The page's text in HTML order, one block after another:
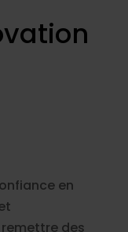
en
remettre des